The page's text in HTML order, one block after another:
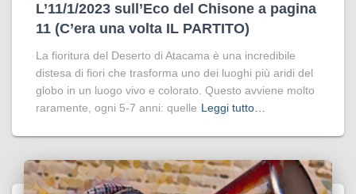
L’11/1/2023 sull’Eco del Chisone a pagina
11 (C’era una volta IL PARTITO)
La fioritura del Deserto di Atacama è una incredibile
distesa di fiori che trasforma uno dei luoghi più aridi del
globo in un luogo vivo e colorato. Questo avviene molto
raramente, ogni 5-7 anni: quelle Leggi tutto…